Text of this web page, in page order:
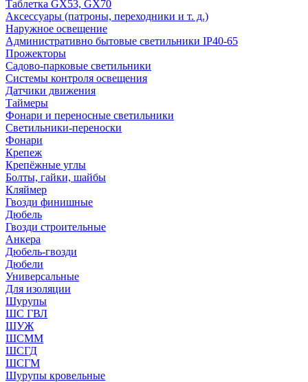
Таблетка GX53, GX70
Аксессуары (патроны, переходники и т. д.)
Наружное освещение
Административно бытовые светильники IP40-65
Прожекторы
Садово-парковые светильники
Системы контроля освещения
Датчики движения
Таймеры
Фонари и переносные светильники
Светильники-переноски
Фонари
Крепеж
Крепёжные углы
Болты, гайки, шайбы
Кляймер
Гвозди финишные
Дюбель
Гвозди строительные
Анкера
Дюбель-гвозди
Дюбели
Универсальные
Для изоляции
Шурупы
ШС ГВЛ
ШУЖ
ШСММ
ШСГД
ШСГМ
Шурупы кровельные